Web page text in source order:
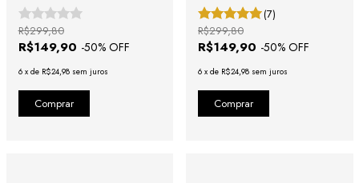
R$149,90 -50% OFF
R$299,80
6 x de R$24,98 sem juros
(7)
R$149,90 -50% OFF
R$299,80
6 x de R$24,98 sem juros